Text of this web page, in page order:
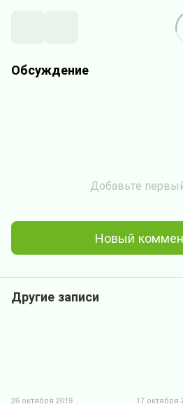
Обсуждение
Добавьте
Новый
Другие записи
26 октября 2019 17 октября